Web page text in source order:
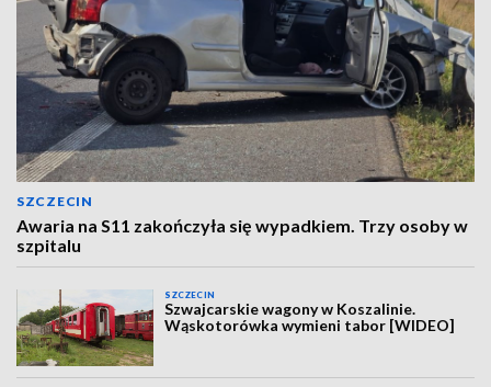
SZCZECIN
Awaria na S11 zakończyła się wypadkiem. Trzy osoby w
szpitalu
SZCZECIN
Szwajcarskie wagony w Koszalinie.
Wąskotorówka wymieni tabor [WIDEO]